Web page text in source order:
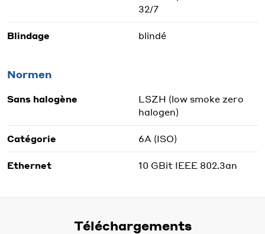
32/7
Blindage blindé
Normen
Sans halogène
LSZH (low smoke zero
halogen)
Catégorie 6A (ISO)
Ethernet 10 GBit IEEE 802.3an
Téléchargements